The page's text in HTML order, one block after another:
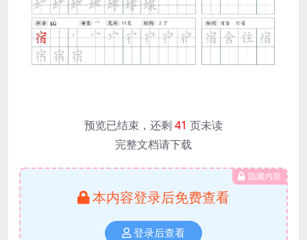
预览已结束，还剩 41 页未读
完整文档请下载
隐藏内容
本内容登录后免费查看
登录后查看